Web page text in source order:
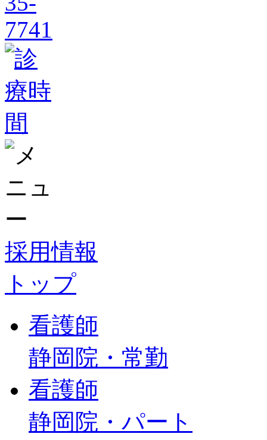
採用情報
トップ
看護師
静岡院・常勤
看護師
静岡院・パート